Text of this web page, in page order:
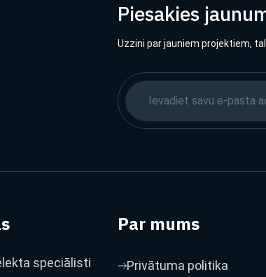
Piesakies
Uzzini par jauniem projektiem,
speciālisti
Par mums
Privātuma politika